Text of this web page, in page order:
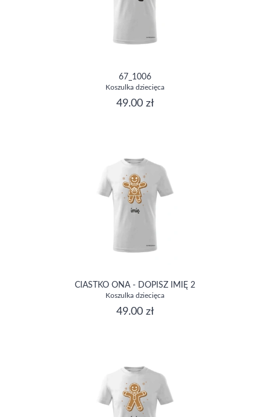
67_1006
Koszulka dziecięca
49.00 zł
CIASTKO ONA - DOPISZ IMIĘ 2
Koszulka dziecięca
49.00 zł